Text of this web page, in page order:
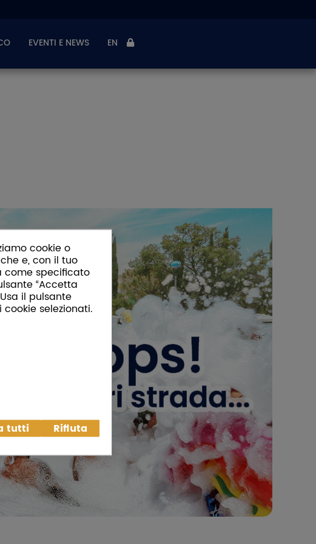
cookie o
e, con il tuo
come specificato
“Accetta
il pulsante
cookie selezionati.
tutti Rifiuta
EVENTI E NEWS EN